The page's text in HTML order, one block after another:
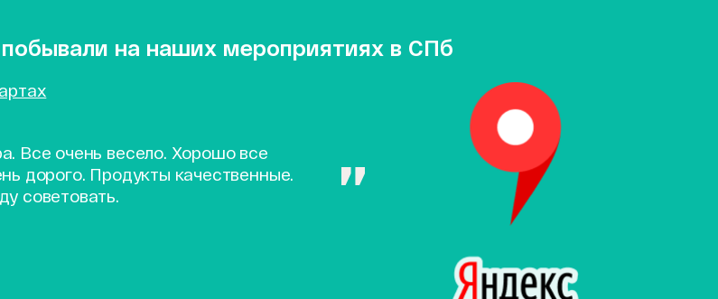
на наших мероприятиях в СПб
Все очень весело. Хорошо все
дорого. Продукты качественные.
советовать.